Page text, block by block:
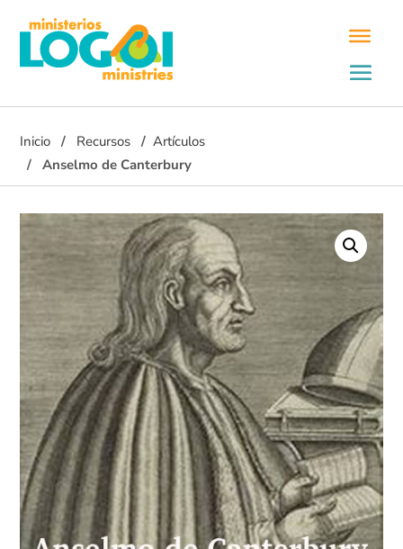
Inicio Recursos
Artículos
Anselmo de Canterbury